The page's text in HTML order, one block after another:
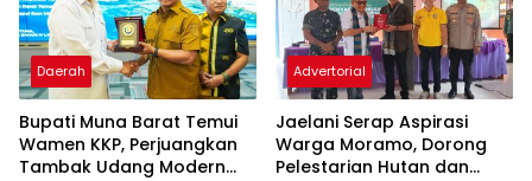
Daerah
‎Bupati Muna Barat Temui
Wamen KKP, Perjuangkan
Tambak Udang Modern
Advertorial
Jaelani Serap Aspirasi
Warga Moramo, Dorong
Pelestarian Hutan dan